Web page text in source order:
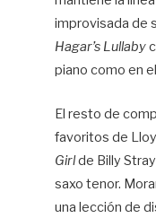
improvisada de
Hagar’s Lullaby
piano como en
El resto de
favoritos de
Girlde Billy
saxo tenor.
una lección de